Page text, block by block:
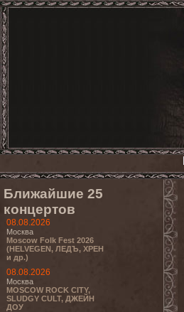
Ближайшие 25
концертов
08.08.2026
Москва
Moscow Folk Fest 2026
(HELVEGEN, ЛЕДЪ, ХРЕН
и др.)
08.08.2026
Москва
MOSCOW ROCK CITY,
SLUDGY CULT, ДЖЕЙН
ДОУ